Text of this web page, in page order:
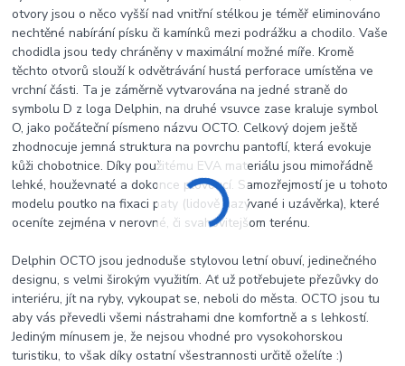
otvory jsou o něco vyšší nad vnitřní stélkou je téměř eliminováno
nechtěné nabírání písku či kamínků mezi podrážku a chodilo. Vaše
chodidla jsou tedy chráněny v maximální možné míře. Kromě
těchto otvorů slouží k odvětrávání hustá perforace umístěna ve
vrchní části. Ta je záměrně vytvarována na jedné straně do
symbolu D z loga Delphin, na druhé vsuvce zase kraluje symbol
O, jako počáteční písmeno názvu OCTO. Celkový dojem ještě
zhodnocuje jemná struktura na povrchu pantoflí, která evokuje
kůži chobotnice. Díky použitému EVA materiálu jsou mimořádně
lehké, houževnaté a dokonce plovoucí. Samozřejmostí je u tohoto
modelu poutko na fixaci paty (lidově nazývané i uzávěrka), které
oceníte zejména v nerovné, či svahovitejšom terénu.
Delphin OCTO jsou jednoduše stylovou letní obuví, jedinečného
designu, s velmi širokým využitím. Ať už potřebujete přezůvky do
interiéru, jít na ryby, vykoupat se, neboli do města. OCTO jsou tu
aby vás převedli všemi nástrahami dne komfortně a s lehkostí.
Jediným mínusem je, že nejsou vhodné pro vysokohorskou
turistiku, to však díky ostatní všestrannosti určitě oželíte :)